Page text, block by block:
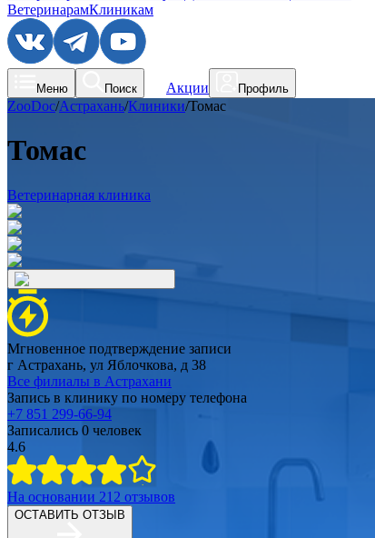
ВетеринарамКлиникам
Меню Поиск Акции Профиль
ZooDoc/Астрахань/Клиники/Томас
Томас
Ветеринарная клиника
Мгновенное подтверждение записи
г Астрахань, ул Яблочкова, д 38
Все филиалы в Астрахани
Запись в клинику по номеру телефона
+7 851 299-66-94
Записались 0 человек
4.6
На основании 212 отзывов
ОСТАВИТЬ ОТЗЫВ